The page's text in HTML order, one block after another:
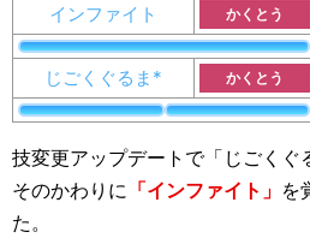
インファイト かくとう
じごくぐるま* かくとう
技変更アップデートで「じごくぐ
そのかわりに 「インファイト」 を
た。